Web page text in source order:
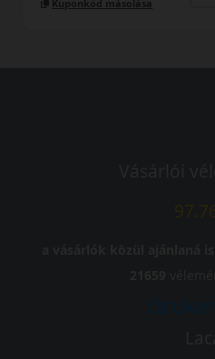
Kuponkód másolása